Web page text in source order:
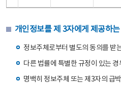
개인정보를 제 3자에게 제공하
정보주체로부터 별도의 동의를 받
다른 법률에 특별한 규정이 있는 경
명백히 정보주체 또는 제3자의 급